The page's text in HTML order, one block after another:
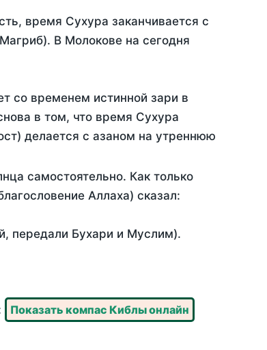
время Сухура заканчивается с
В Молокове на сегодня
со временем истинной зари в
в том, что время Сухура
делается с азаном на утреннюю
самостоятельно. Как только
Аллаха) сказал:
передали Бухари и Муслим).
Показать компас Киблы онлайн